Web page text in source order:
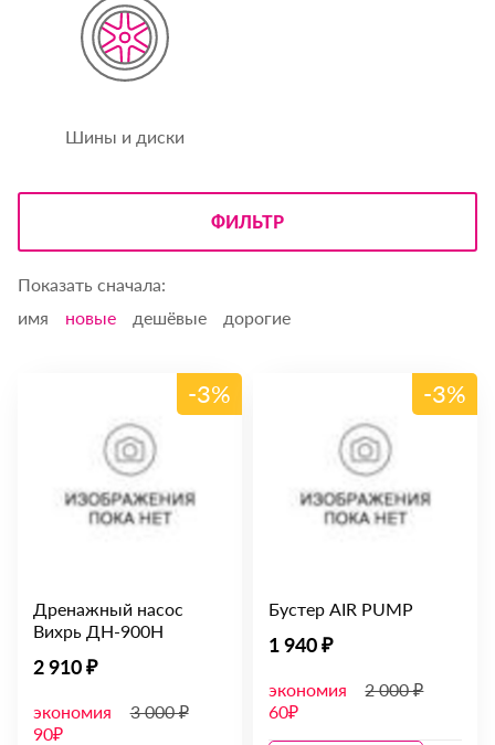
Шины и диски
ФИЛЬТР
Показать сначала:
имя
новые дешёвые дорогие
-3%
Дренажный насос
Вихрь ДН-900H
2 910 ₽
экономия
90₽
3 000 ₽
-3%
Бустер AIR PUMP
1 940 ₽
экономия
60₽
2 000 ₽